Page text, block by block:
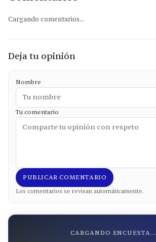
Cargando comentarios...
Deja tu opinión
Nombre
Tu comentario
PUBLICAR COMENTARIO
Los comentarios se revisan automáticamente.
CARGANDO ENCUESTA...